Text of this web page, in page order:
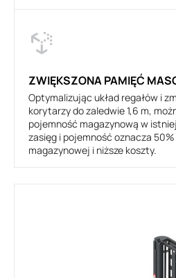
ZWIĘKSZONA PAMIĘĆ
Optymalizując układ regałów i
korytarzy do zaledwie 1,6 m,
pojemność magazynową w
zasięg i pojemność oznacza
magazynowej i niższe koszty.